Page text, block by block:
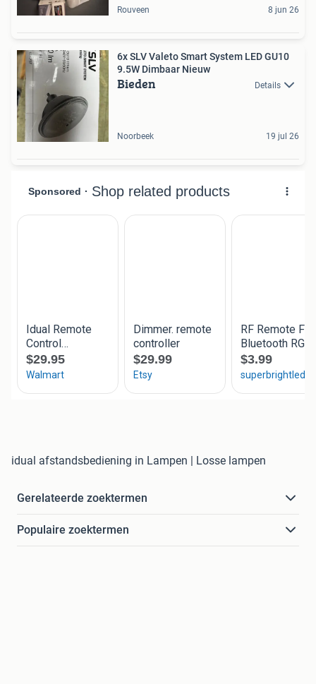
Rouveen 8 jun 26
6x SLV Valeto Smart System LED GU10
9.5W Dimbaar Nieuw
Bieden Details
Noorbeek 19 jul 26
idual afstandsbediening in Lampen | Losse lampen
Gerelateerde zoektermen
Populaire zoektermen